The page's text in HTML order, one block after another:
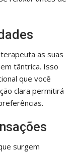
as suas
tântrica. Isso
que você
clara permitirá
surgem